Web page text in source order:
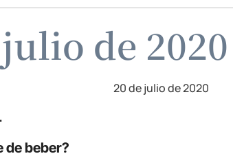
de 2020
20 de julio de 2020
de beber?